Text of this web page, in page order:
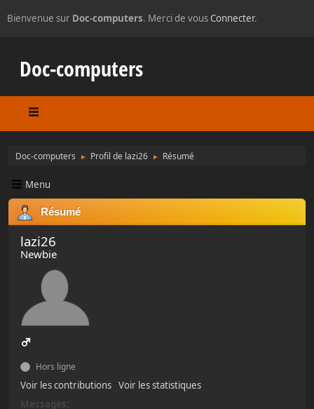
Bienvenue sur Doc-computers. Merci de vousConnecter.
Doc-computers
Doc-computers ► Profil de lazi26 ► Résumé
Menu
Résumé
lazi26
Newbie
Hors ligne
Voir les contributions Voir les statistiques
Messages: